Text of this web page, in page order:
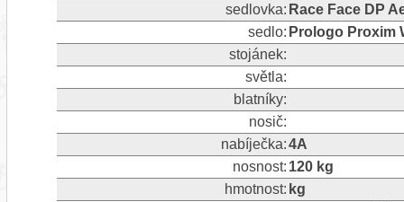
sedlovka: Race Face DP
sedlo: Prologo Proxim
stojánek:
světla:
blatníky:
nosič:
nabíječka:4A
nosnost: 120 kg
hmotnost: kg